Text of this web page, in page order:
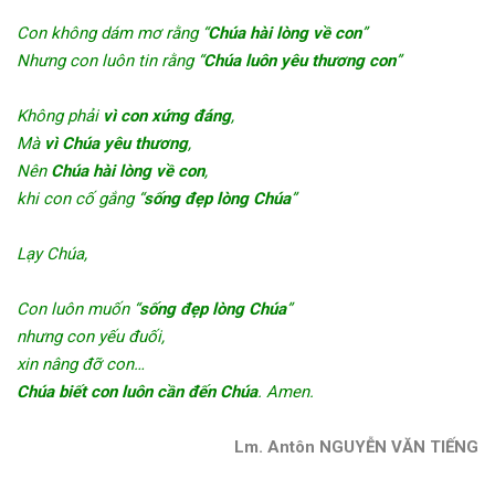
Con không dám mơ rằng “Chúa hài lòng về con”
Nhưng con luôn tin rằng “Chúa luôn yêu thương con”
Không phải vì con xứng đáng,
Mà vì Chúa yêu thương,
Nên Chúa hài lòng về con,
khi con cố gắng “sống đẹp lòng Chúa”
Lạy Chúa,
Con luôn muốn “sống đẹp lòng Chúa”
nhưng con yếu đuối,
xin nâng đỡ con…
Chúa biết con luôn cần đến Chúa. Amen.
Lm. Antôn NGUYỄN VĂN TIẾNG